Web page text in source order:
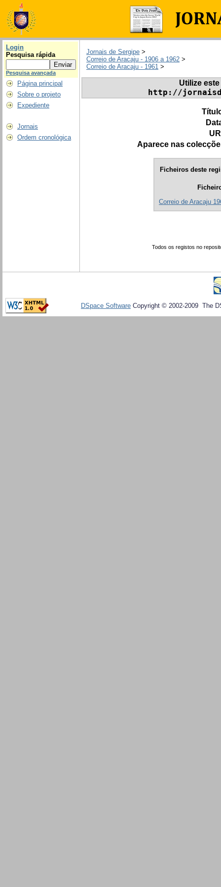
Login
Pesquisa rápida
Pesquisa avançada
Página principal
Sobre o projeto
Expediente
Jornais
Ordem cronológica
Jornais de Sergipe >
Correio de Aracaju - 1906 a 1962 >
Correio de Aracaju - 1961 >
Utilize
http://
Aparece nas
Ficheiros deste
Correio de Aracaju
Todos os registos no
DSpace Software Copyright © 2002-2009 The